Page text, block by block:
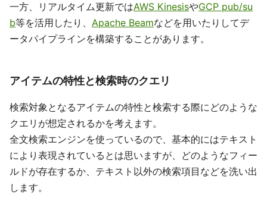
一方、リアルタイム更新ではAWS KinesisやGCP pub/su
b等を活用したり、 Apache Beamなどを用いたりしてデ
ータパイプラインを構築することがあります。
アイテムの特性と検索時のクエリ
検索対象となるアイテムの特性と検索する際にどのような
クエリが想定されるかを考えます。
全文検索エンジンを使っているので、基本的にはテキスト
により表現されているとは思いますが、どのようなフィー
ルドが存在するか、テキスト以外の検索項目などを洗い出
します。